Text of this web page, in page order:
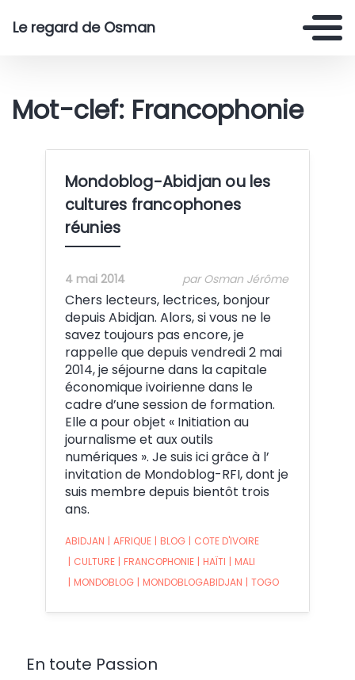
Le regard de Osman
Mot-clef: Francophonie
Mondoblog-Abidjan ou les
cultures francophones
réunies
4 mai 2014 par Osman Jérôme
Chers lecteurs, lectrices, bonjour
depuis Abidjan. Alors, si vous ne le
savez toujours pas encore, je
rappelle que depuis vendredi 2 mai
2014, je séjourne dans la capitale
économique ivoirienne dans le
cadre d’une session de formation.
Elle a pour objet « Initiation au
journalisme et aux outils
numériques ». Je suis ici grâce à l’
invitation de Mondoblog-RFI, dont je
suis membre depuis bientôt trois
ans.
ABIDJAN | AFRIQUE | BLOG | COTE D'IVOIRE
| CULTURE | FRANCOPHONIE | HAÏTI | MALI
| MONDOBLOG | MONDOBLOGABIDJAN | TOGO
En toute Passion